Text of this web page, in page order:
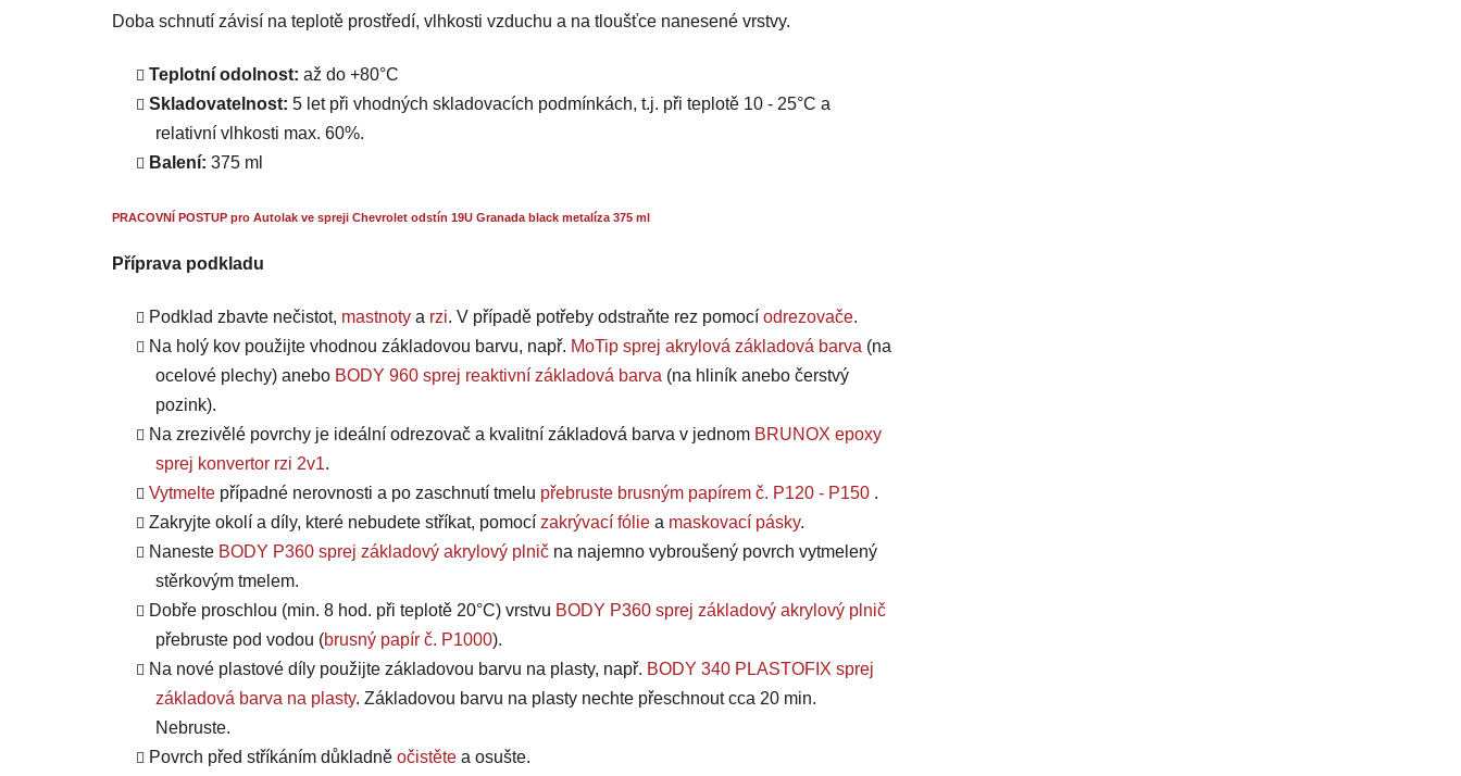
Doba schnutí závisí na teplotě prostředí, vlhkosti vzduchu a na tloušťce nanesené vrstvy.
Teplotní odolnost: až do +80°C
Skladovatelnost: 5 let při vhodných skladovacích podmínkách, t.j. při teplotě 10 - 25°C a
relativní vlhkosti max. 60%.
Balení: 375 ml
PRACOVNÍ POSTUP pro Autolak ve spreji Chevrolet odstín 19U Granada black metalíza 375 ml
Příprava podkladu
Podklad zbavte nečistot, mastnoty a rzi. V případě potřeby odstraňte rez pomocí odrezovače.
Na holý kov použijte vhodnou základovou barvu, např. MoTip sprej akrylová základová barva (na
ocelové plechy) anebo BODY 960 sprej reaktivní základová barva (na hliník anebo čerstvý
pozink).
Na zrezivělé povrchy je ideální odrezovač a kvalitní základová barva v jednom BRUNOX epoxy
sprej konvertor rzi 2v1.
Vytmelte případné nerovnosti a po zaschnutí tmelu přebruste brusným papírem č. P120 - P150 .
Zakryjte okolí a díly, které nebudete stříkat, pomocí zakrývací fólie a maskovací pásky.
Naneste BODY P360 sprej základový akrylový plnič na najemno vybroušený povrch vytmelený
stěrkovým tmelem.
Dobře proschlou (min. 8 hod. při teplotě 20°C) vrstvu BODY P360 sprej základový akrylový plnič
přebruste pod vodou (brusný papír č. P1000).
Na nové plastové díly použijte základovou barvu na plasty, např. BODY 340 PLASTOFIX sprej
základová barva na plasty. Základovou barvu na plasty nechte přeschnout cca 20 min.
Nebruste.
Povrch před stříkáním důkladně očistěte a osušte.